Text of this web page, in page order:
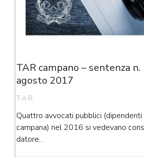
TAR campano – sentenza
agosto 2017
T.A.R.
Quattro avvocati pubblici (dipendenti
campana) nel 2016 si vedevano
datore…